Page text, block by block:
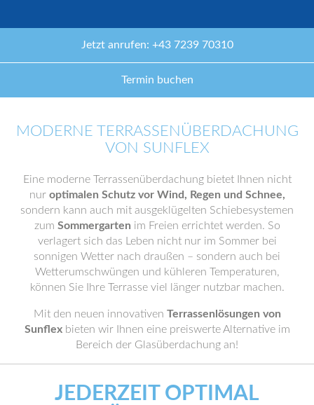
Jetzt anrufen: +43 7239 70310
Termin buchen
MODERNE TERRASSENÜBERDACHUNG
VON SUNFLEX
Eine moderne Terrassenüberdachung bietet Ihnen nicht
nur optimalen Schutz vor Wind, Regen und Schnee,
sondern kann auch mit ausgeklügelten Schiebesystemen
zum Sommergarten im Freien errichtet werden. So
verlagert sich das Leben nicht nur im Sommer bei
sonnigen Wetter nach draußen – sondern auch bei
Wetterumschwüngen und kühleren Temperaturen,
können Sie Ihre Terrasse viel länger nutzbar machen.
Mit den neuen innovativen Terrassenlösungen von
Sunflexbieten wir Ihnen eine preiswerte Alternative im
Bereich der Glasüberdachung an!
JEDERZEIT OPTIMAL